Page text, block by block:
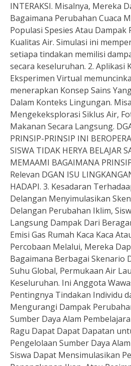
INTERAKSI. Misalnya, Mereka
Bagaimana Perubahan Cuaca
Populasi Spesies Atau Dampak
Kualitas Air. Simulasi ini
setiapa tindakan memilisi
secara keseluruhan. 2. Aplikasi
Eksperimen Virtual
menerapkan Konsep Sains
Dalam Konteks Lingungan.
Mengekeksplorasi Siklus Air,
Makanan Secara Langsung.
PRINSIP-PRINSIP INI
SISWA TIDAK HERYA BELAJAR
MEMAAMI BAGAIMANA
Relevan DGAN ISU
HADAPI. 3. Kesadaran
Delangan Menyimulasikan
Delangan Perubahan Iklim,
Langsung Dampak Dari
Emisi Gas Rumah Kaca Kaca
Percobaan Melalui, Mereka
Bagaimana Berbagai Skenario
Suhu Global, Permukaan Air
Keseluruhan. Ini Anggota
Pentingnya Tindakan Individu
Mengurangi Dampak
Sumber Daya Alam
Ragu Dapat Dapat Dapatan
Pengelolaan Sumber Daya
Siswa Dapat Mensimulasikan